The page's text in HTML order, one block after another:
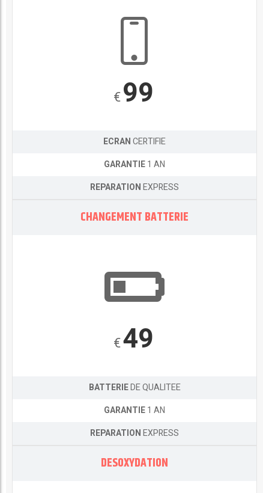
€99
ECRANCERTIFIE
GARANTIE1 AN
REPARATIONEXPRESS
CHANGEMENT BATTERIE
€49
BATTERIEDE QUALITEE
GARANTIE1 AN
REPARATIONEXPRESS
DESOXYDATION